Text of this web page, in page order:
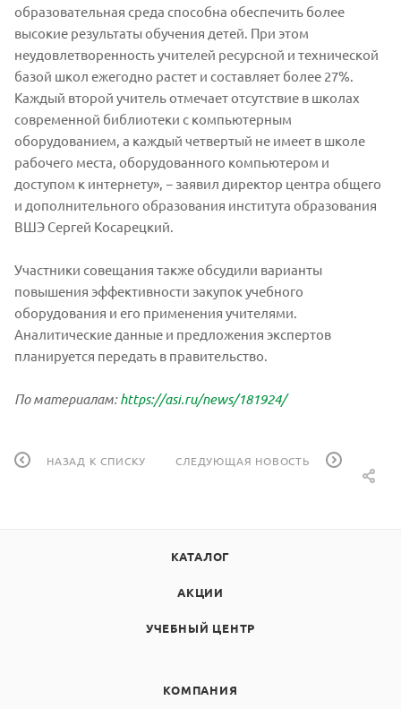
образовательная среда способна обеспечить более
высокие результаты обучения детей. При этом
неудовлетворенность учителей ресурсной и технической
базой школ ежегодно растет и составляет более 27%.
Каждый второй учитель отмечает отсутствие в школах
современной библиотеки с компьютерным
оборудованием, а каждый четвертый не имеет в школе
рабочего места, оборудованного компьютером и
доступом к интернету», − заявил директор центра общего
и дополнительного образования института образования
ВШЭ Сергей Косарецкий.
Участники совещания также обсудили варианты
повышения эффективности закупок учебного
оборудования и его применения учителями.
Аналитические данные и предложения экспертов
планируется передать в правительство.
По материалам:https://asi.ru/news/181924/
НАЗАД К СПИСКУ СЛЕДУЮЩАЯ НОВОСТЬ
КАТАЛОГ
АКЦИИ
УЧЕБНЫЙ ЦЕНТР
КОМПАНИЯ